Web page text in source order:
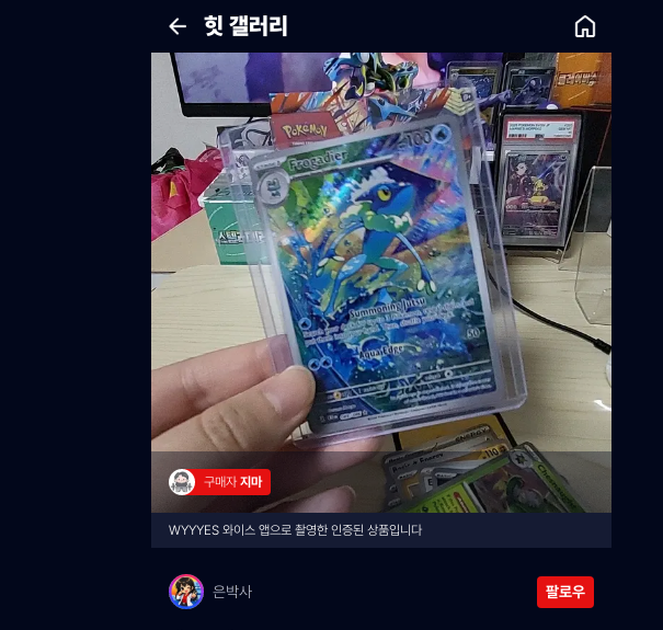
힛 갤러리
구매자 지마
WYYYES 와이스 앱으로 촬영한 인증된 상품입니다
은박사 팔로우